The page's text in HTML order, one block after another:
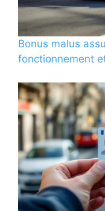
Bonus malus
fonctionnement